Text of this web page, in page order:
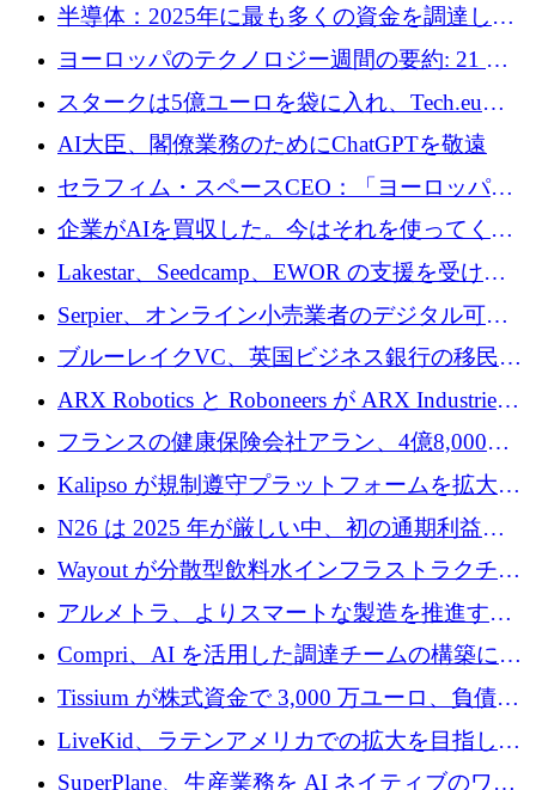
の 1 つに取り組むために 16 万 2,000 ユーロを
半導体：2025年に最も多くの資金を調達した
10社
ヨーロッパのテクノロジー週間の要約: 21 億
ユーロの取引と Tech.eu Funding Explorer
スタークは5億ユーロを袋に入れ、Tech.eu
Funding Explorerの立ち上げ、そしてルクセン
ブルクの大きな野望
AI大臣、閣僚業務のためにChatGPTを敬遠
セラフィム・スペースCEO：「ヨーロッパは
追いつきつつある」
企業がAIを買収した。今はそれを使ってくれ
る人々が必要です
Lakestar、Seedcamp、EWOR の支援を受け、
SE3 が自律システム用の空間 AI プラットフォ
ームを発表
Serpier、オンライン小売業者のデジタル可視
性向上を支援するために 140 万ユーロを調達
ブルーレイクVC、英国ビジネス銀行の移民主
導スタートアップ支援で初のファンド獲得に
ARX Robotics と Roboneers が ARX Industries
を設立し、無人地上車両の生産を拡大
フランスの健康保険会社アラン、4億8,000万
ユーロの資金調達ラウンドで合意
Kalipso が規制遵守プラットフォームを拡大す
るために 320 万ドルを調達
N26 は 2025 年が厳しい中、初の通期利益を
達成
Wayout が分散型飲料水インフラストラクチャ
プラットフォームを拡張するために 242 万ユ
ーロを調達
アルメトラ、よりスマートな製造を推進する
ためにシリーズ A で 1,630 万ユーロを確保
Compri、AI を活用した調達チームの構築に
320 万ユーロを確保
Tissium が株式資金で 3,000 万ユーロ、負債で
3,000 万ユーロを調達
LiveKid、ラテンアメリカでの拡大を目指して
Aldea を買収
SuperPlane、生産業務を AI ネイティブのワー